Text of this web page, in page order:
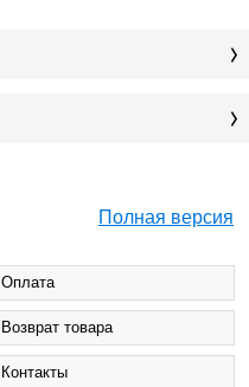
Полная версия
Оплата
Возврат товара
Контакты